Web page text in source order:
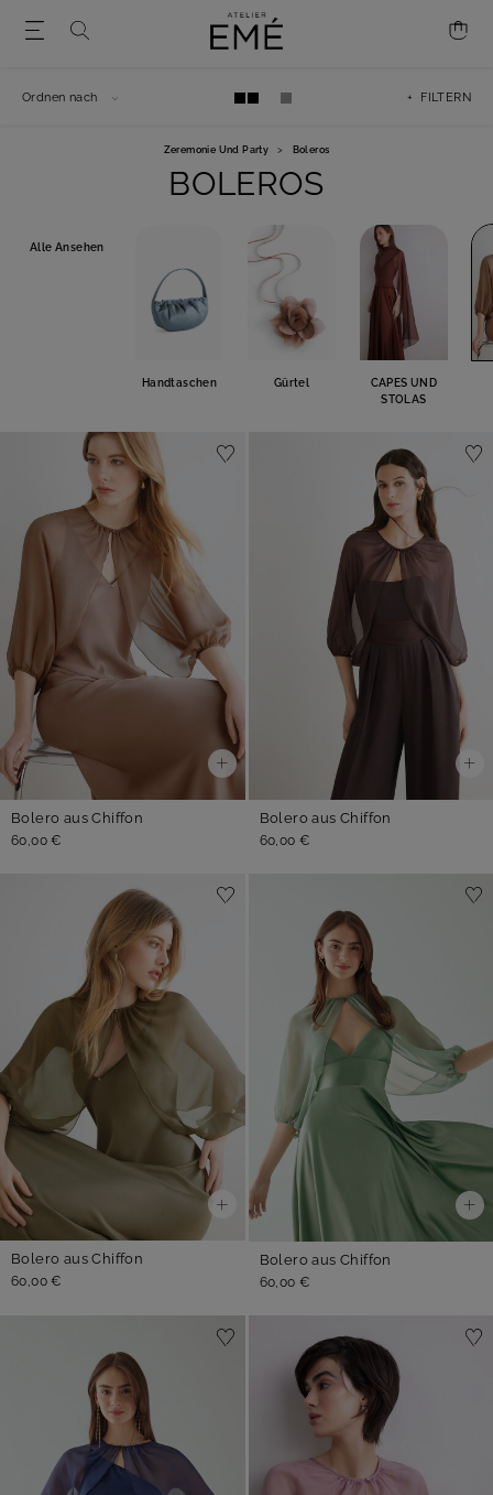
Zeremonie Und Party > Boleros
BOLEROS
Alle Ansehen
Handtaschen Gürtel
CAPES UND
STOLAS
+ FILTERN
Ordnen nach
Bolero aus Chiffon
60,00 €
Bolero aus Chiffon
60,00 €
Bolero aus Chiffon
60,00 €
Bolero aus Chiffon
60,00 €